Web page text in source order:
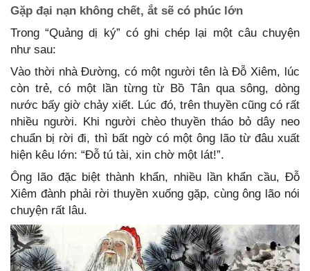
Gặp đại nạn không chết, ắt sẽ có phúc lớn
Trong “Quảng dị ký” có ghi chép lại một câu chuyện
như sau:
Vào thời nhà Đường, có một người tên là Đỗ Xiêm, lúc
còn trẻ, có một lần từng từ Bồ Tân qua sông, dòng
nước bấy giờ chảy xiết. Lúc đó, trên thuyền cũng có rất
nhiều người. Khi người chèo thuyền tháo bỏ dây neo
chuẩn bị rời đi, thì bất ngờ có một ông lão từ đâu xuất
hiện kêu lớn: “Đỗ tú tài, xin chờ một lát!”.
Ông lão đặc biệt thành khẩn, nhiều lần khẩn cầu, Đỗ
Xiêm đành phải rời thuyền xuống gặp, cùng ông lão nói
chuyện rất lâu.